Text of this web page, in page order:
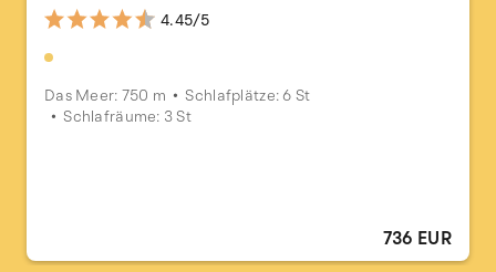
4.45/5
Das Meer: 750 m
Schlafplätze: 6 St
Schlafräume: 3 St
736 EUR